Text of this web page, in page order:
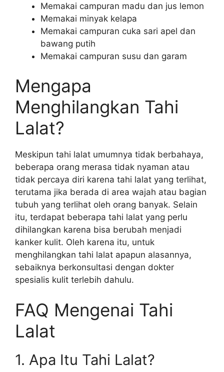
Memakai campuran madu dan jus lemon
Memakai minyak kelapa
Memakai campuran cuka sari apel dan
bawang putih
Memakai campuran susu dan garam
Mengapa
Menghilangkan Tahi
Lalat?
Meskipun tahi lalat umumnya tidak berbahaya,
beberapa orang merasa tidak nyaman atau
tidak percaya diri karena tahi lalat yang terlihat,
terutama jika berada di area wajah atau bagian
tubuh yang terlihat oleh orang banyak. Selain
itu, terdapat beberapa tahi lalat yang perlu
dihilangkan karena bisa berubah menjadi
kanker kulit. Oleh karena itu, untuk
menghilangkan tahi lalat apapun alasannya,
sebaiknya berkonsultasi dengan dokter
spesialis kulit terlebih dahulu.
FAQ Mengenai Tahi
Lalat
1. Apa Itu Tahi Lalat?